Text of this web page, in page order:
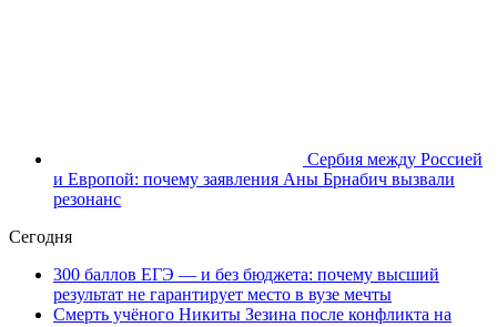
Сербия между Россией
и Европой: почему заявления Аны Брнабич вызвали
резонанс
Сегодня
300 баллов ЕГЭ — и без бюджета: почему высший
результат не гарантирует место в вузе мечты
Смерть учёного Никиты Зезина после конфликта на